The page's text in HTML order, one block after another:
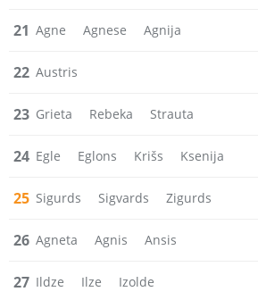
21 Agne Agnese Agnija
22 Austris
23 Grieta Rebeka Strauta
24 Egle Eglons Krišs Ksenija
25 Sigurds Sigvards Zigurds
26 Agneta Agnis Ansis
27 Ildze Ilze Izolde